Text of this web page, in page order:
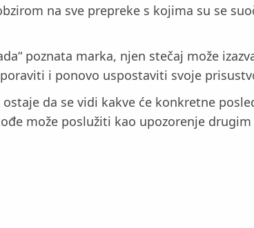
na sve prepreke s kojima su se
poznata marka, njen stečaj može
i ponovo uspostaviti svoje
da se vidi kakve će konkretne
može poslužiti kao upozorenje